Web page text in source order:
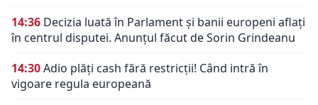
14:36 Decizia luată în Parlament și banii europeni aflați
în centrul disputei. Anunțul făcut de Sorin Grindeanu
14:30Adio plăți cash fără restricții! Când intră în
vigoare regula europeană